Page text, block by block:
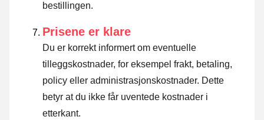
bestillingen.
Prisene er klare
Du er korrekt informert om eventuelle
tilleggskostnader, for eksempel frakt, betaling,
policy eller administrasjonskostnader. Dette
betyr at du ikke får uventede kostnader i
etterkant.